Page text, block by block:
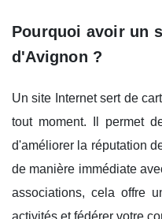
Pourquoi avoir un
d'Avignon ?
Un site Internet sert de
tout moment. Il permet
d'améliorer la réputation
de manière immédiate
associations, cela offre
activités et fédérer votre